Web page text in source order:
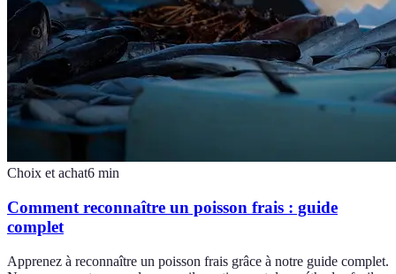
Choix et achat6 min
Comment reconnaître un poisson frais : guide
complet
Apprenez à reconnaître un poisson frais grâce à notre guide complet.